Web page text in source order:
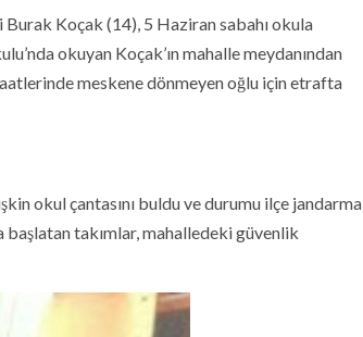
Burak Koçak (14), 5 Haziran sabahı okula
okuyan Koçak’ın mahalle meydanından
meskene dönmeyen oğlu için etrafta
okul çantasını buldu ve durumu ilçe jandarma
başlatan takımlar, mahalledeki güvenlik